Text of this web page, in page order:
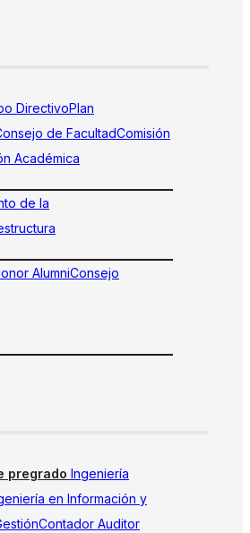
DirectivoPlan
de FacultadComisión
Académica
de la
AlumniConsejo
pregrado Ingeniería
en Información y
Contador Auditor